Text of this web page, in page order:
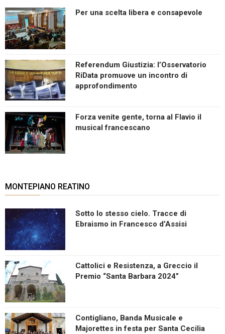
Per una scelta libera e consapevole
Referendum Giustizia: l’Osservatorio
RiData promuove un incontro di
approfondimento
Forza venite gente, torna al Flavio il
musical francescano
MONTEPIANO REATINO
Sotto lo stesso cielo. Tracce di
Ebraismo in Francesco d’Assisi
Cattolici e Resistenza, a Greccio il
Premio “Santa Barbara 2024”
Contigliano, Banda Musicale e
Majorettes in festa per Santa Cecilia